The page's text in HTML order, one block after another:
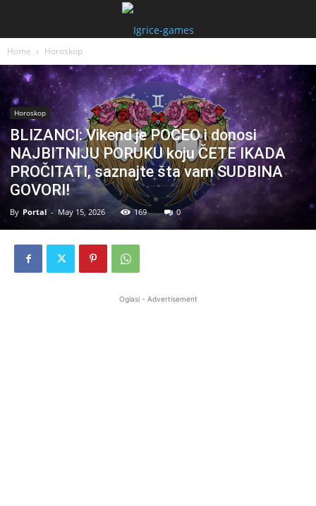
Home Horoskop
Horoskop
BLIZANCI: Vikend je POČEO i donosi
NAJBITNIJU PORUKU koju ČETE IKADA
PROČITATI, saznajte šta vam SUDBINA
GOVORI!
By Portal - May 15, 2026 169 0
Oglasi - Advertisement